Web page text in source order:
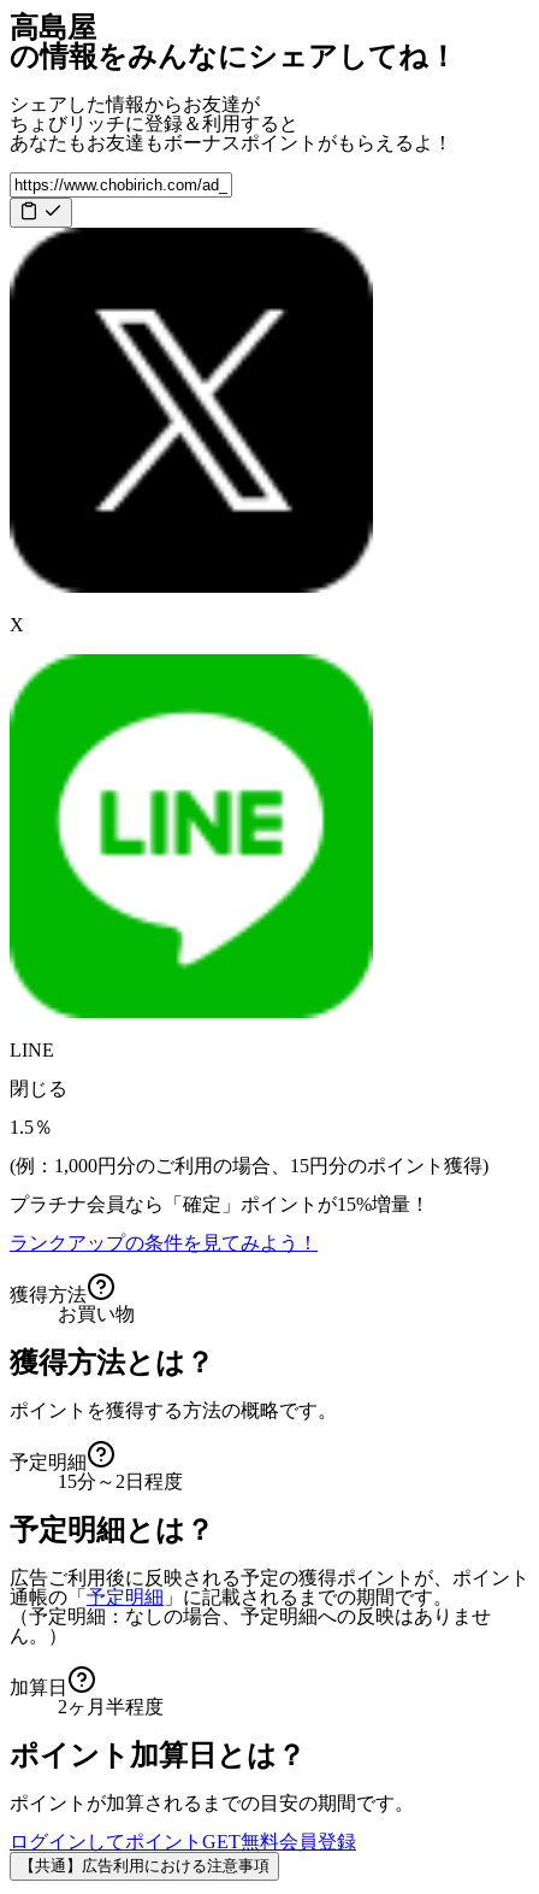
高島屋
の情報をみんなにシェアしてね！
シェアした情報からお友達が
ちょびリッチに登録＆利用すると
あなたもお友達もボーナスポイント がもらえるよ！
X
LINE
閉じる
1.5％
(例：1,000円分のご利用の場合、 15円分のポイント獲得)
プラチナ会員なら
「確定」 ポイントが15%増量！
ランクアップの条件を見てみよう！
獲得方法
お買い物
獲得方法とは？
ポイントを獲得する方法の概略です。
予定明細
15分～2日程度
予定明細とは？
広告ご利用後に反映される予定の獲得ポイントが、ポイント
通帳の「 予定明細 」に記載されるまでの期間です。
（予定明細：なしの場合、予定明細への反映はありませ
ん。）
加算日
2ヶ月半程度
ポイント加算日とは？
ポイントが加算されるまでの目安の期間です。
ログインしてポイントGET無料会員登録
【共通】広告利用における注意事項